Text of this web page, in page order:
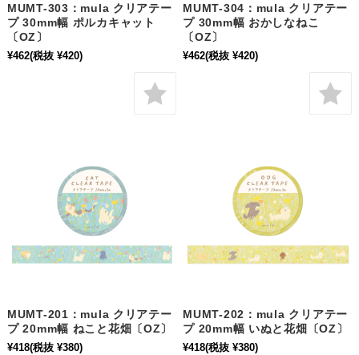
MUMT-303：mula クリアテー
プ 30mm幅 ポルカキャット
〔OZ〕
¥462(税抜 ¥420)
MUMT-304：mula クリアテー
プ 30mm幅 おかしなねこ
〔OZ〕
¥462(税抜 ¥420)
MUMT-201：mula クリアテー
プ 20mm幅 ねこと花畑〔OZ〕
¥418(税抜 ¥380)
MUMT-202：mula クリアテー
プ 20mm幅 いぬと花畑〔OZ〕
¥418(税抜 ¥380)